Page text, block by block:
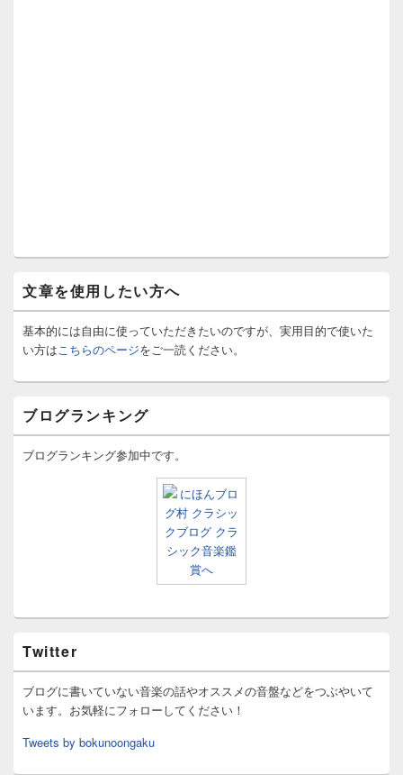
文章を使用したい方へ
基本的には自由に使っていただきたいのですが、実用目的で使いた
い方はこちらのページをご一読ください。
ブログランキング
ブログランキング参加中です。
Twitter
ブログに書いていない音楽の話やオススメの音盤などをつぶやいて
います。お気軽にフォローしてください！
Tweets by bokunoongaku